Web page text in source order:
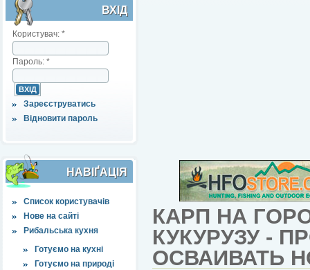
ВХІД
Користувач: *
Пароль: *
Зареєструватись
Відновити пароль
НАВІҐАЦІЯ
Список користувачів
Нове на сайті
Рибальська кухня
Готуємо на кухні
Готуємо на природі
КАРП НА
КУКУРУЗУ -
ОСВАИВАТЬ